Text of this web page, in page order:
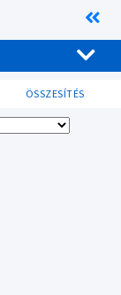
ÖSSZESÍTÉS